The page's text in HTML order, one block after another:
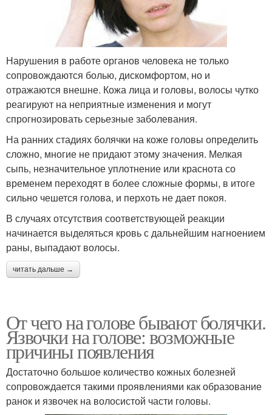
Нарушения в работе органов человека не только
сопровождаются болью, дискомфортом, но и
отражаются внешне. Кожа лица и головы, волосы чутко
реагируют на неприятные изменения и могут
спрогнозировать серьезные заболевания.
На ранних стадиях болячки на коже головы определить
сложно, многие не придают этому значения. Мелкая
сыпь, незначительное уплотнение или краснота со
временем переходят в более сложные формы, в итоге
сильно чешется голова, и перхоть не дает покоя.
В случаях отсутствия соответствующей реакции
начинается выделяться кровь с дальнейшим нагноением
раны, выпадают волосы.
читать дальше →
От чего на голове бывают болячки.
Язвочки на голове: возможные
причины появления
Достаточно большое количество кожных болезней
сопровождается такими проявлениями как образование
ранок и язвочек на волосистой части головы.